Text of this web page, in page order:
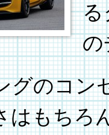
る
の
グのコン
はもちろ